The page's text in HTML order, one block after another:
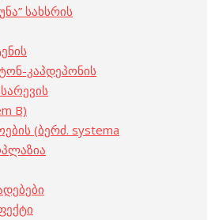
სახსრის
კაპდეპონის
B)
(ბერძ. systema